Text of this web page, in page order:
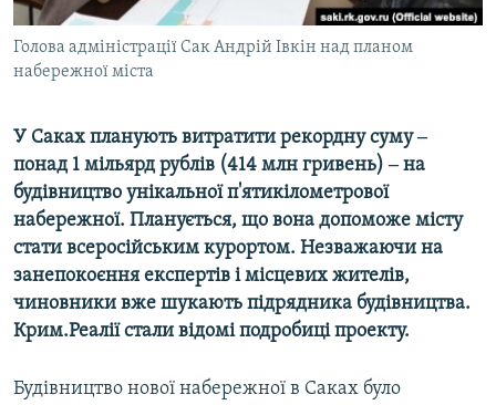
УКРАЇНСЬКА ПРОБЛЕМА КРИМУ
ІНФОГРАФІКА
ДОЛУЧАЙСЯ!
Усі сайти RFE/RL
Голова адміністрації Сак Андрій Івкін над планом
набережної міста
У Саках планують витратити рекордну суму ‒
понад 1 мільярд рублів (414 млн гривень) ‒ на
будівництво унікальної п'ятикілометрової
набережної. Планується, що вона допоможе місту
стати всеросійським курортом. Незважаючи на
занепокоєння експертів і місцевих жителів,
чиновники вже шукають підрядника будівництва.
Крим.Реалії стали відомі подробиці проекту.
Будівництво нової набережної в Саках було